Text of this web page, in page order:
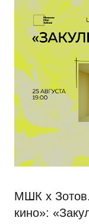
МШК х
кино»: